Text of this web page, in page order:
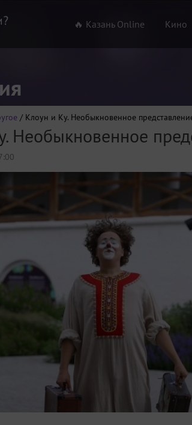
🔥 Казань Online Кино
/ Клоун и Ку. Необыкновенное
Необыкновенное